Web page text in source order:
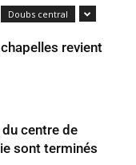
Doubs central
revient
centre de
sont terminés